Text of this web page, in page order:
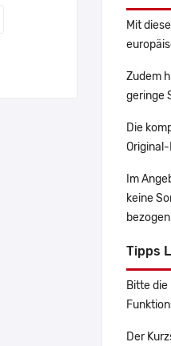
Mit
Zudem
geringe
Die
Im
keine
Tipps
Bitte
Der